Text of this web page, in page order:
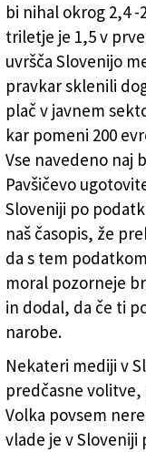
bi nihal okrog 2,4
triletje je 1,5 v
uvršča Slovenijo
pravkar sklenili
plač v javnem
kar pomeni 200
Vse navedeno naj
Pavšičevo
Sloveniji po
naš časopis, že
da s tem
moral pozorneje
in dodal, da če ti
narobe.
Nekateri mediji v
predčasne volitve,
Volka povsem
vlade je v